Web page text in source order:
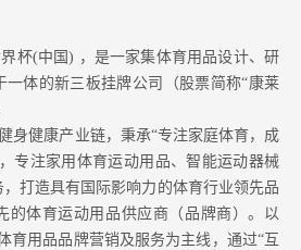
杯(中国) ，是一家集体育用品设计、研
一体的新三板挂牌公司（股票简称“康莱
身健康产业链，秉承“专注家庭体育，成
专注家用体育运动用品、智能运动器械
打造具有国际影响力的体育行业领先品
的体育运动用品供应商（品牌商）。以
育用品品牌营销及服务为主线，通过“互